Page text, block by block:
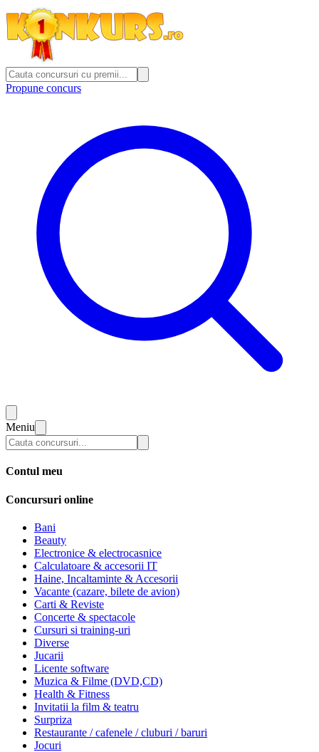
Propune concurs
Meniu
Contul meu
Concursuri online
Bani
Beauty
Electronice & electrocasnice
Calculatoare & accesorii IT
Haine, Incaltaminte & Accesorii
Vacante (cazare, bilete de avion)
Carti & Reviste
Concerte & spectacole
Cursuri si training-uri
Diverse
Jucarii
Licente software
Muzica & Filme (DVD,CD)
Health & Fitness
Invitatii la film & teatru
Surpriza
Restaurante / cafenele / cluburi / baruri
Jocuri